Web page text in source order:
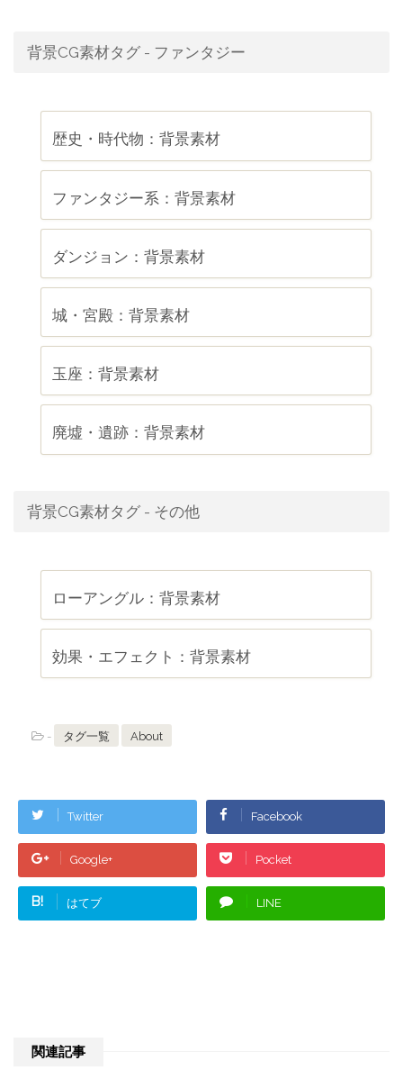
背景CG素材タグ - ファンタジー
歴史・時代物：背景素材
ファンタジー系：背景素材
ダンジョン：背景素材
城・宮殿：背景素材
玉座：背景素材
廃墟・遺跡：背景素材
背景CG素材タグ - その他
ローアングル：背景素材
効果・エフェクト：背景素材
- タグ一覧 About
Twitter Facebook
Google+ Pocket
B! はてブ LINE
関連記事